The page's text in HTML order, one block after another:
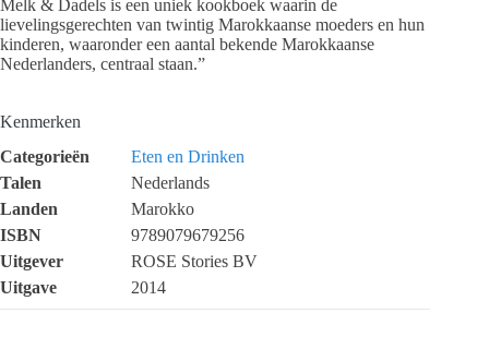
Melk & Dadels is een uniek kookboek waarin de
lievelingsgerechten van twintig Marokkaanse moeders en hun
kinderen, waaronder een aantal bekende Marokkaanse
Nederlanders, centraal staan.”
Kenmerken
Categorieën
Eten en Drinken
Talen
Nederlands
Landen
Marokko
ISBN
9789079679256
Uitgever
ROSE Stories BV
Uitgave
2014